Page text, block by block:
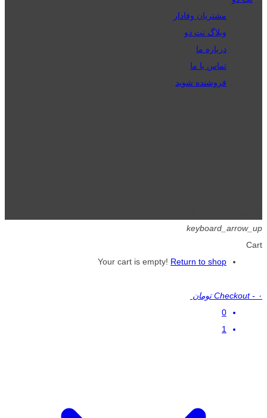
مشتریان وفادار
وبلاگ نت دو
درباره ما
تماس با ما
فروشنده شوید
keyboard_arrow_up
Cart
Your cart is empty! Return to shop
Checkout - ۰ تومان
0
1